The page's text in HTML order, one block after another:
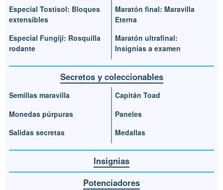
Especial Tostisol: Bloques
extensibles
Especial Fungijí: Rosquilla
rodante
Maratón final: Maravilla
Eterna
Maratón ultrafinal:
Insignias a examen
Secretos y coleccionables
Semillas maravilla
Monedas púrpuras
Salidas secretas
Capitán Toad
Paneles
Medallas
Insignias
Potenciadores